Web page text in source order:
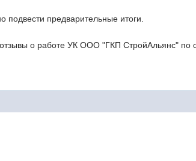
предварительные итоги.
о работе УК ООО "ГКП СтройАльянс"